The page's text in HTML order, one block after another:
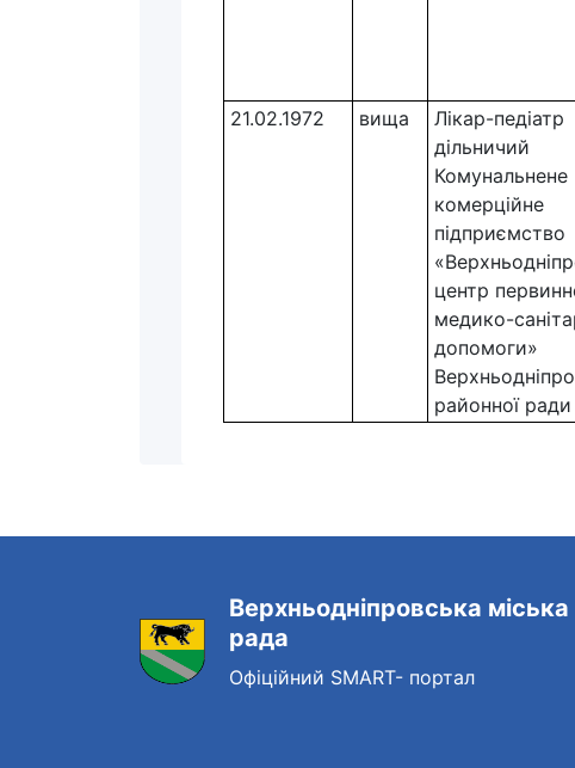
21.02.1972 вища
Лікар-педіатр
дільничий
Комунальнене
комерційне
підприємство
центр
медико-
допомоги»
районної ради
Верхньодніпровська міська
рада
Офіційний SMART- портал